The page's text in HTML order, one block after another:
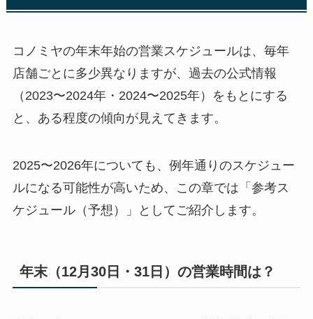
コノミヤの年末年始の営業スケジュールは、毎年
店舗ごとに多少異なりますが、過去の公式情報
（2023〜2024年・2024〜2025年）をもとにする
と、ある程度の傾向が見えてきます。
2025〜2026年についても、例年通りのスケジュー
ルになる可能性が高いため、この章では「参考ス
ケジュール（予想）」としてご紹介します。
年末（12月30日・31日）の営業時間は？